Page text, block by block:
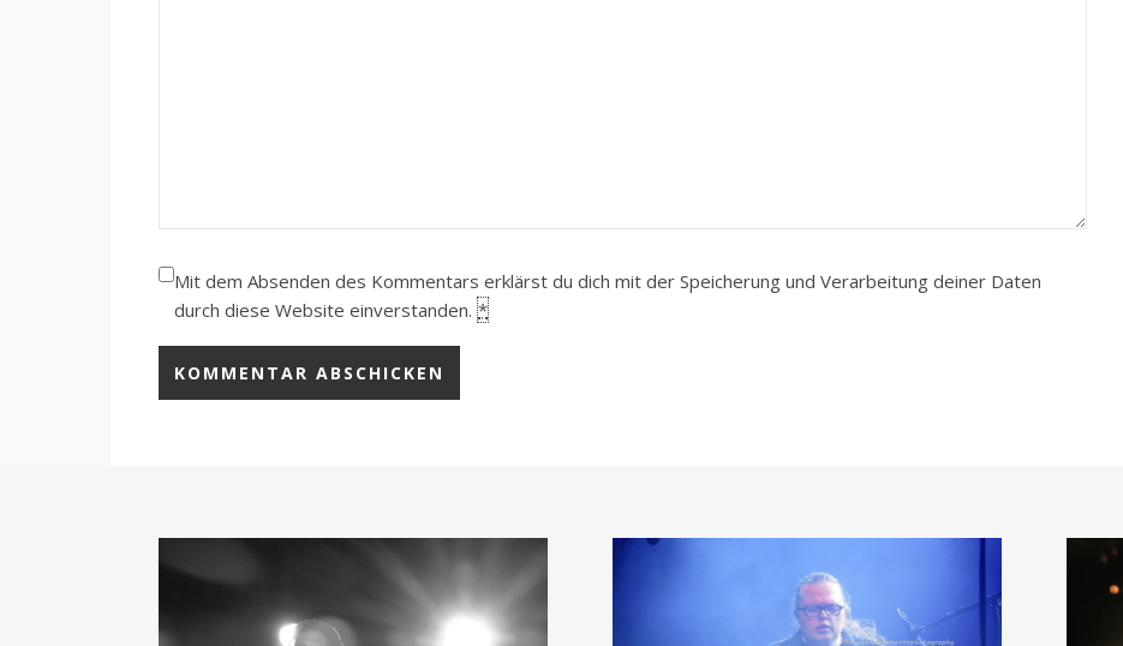
Mit dem Absenden des Kommentars erklärst du dich mit der Speicherung und Verarbeitung deiner Daten
durch diese Website einverstanden. *